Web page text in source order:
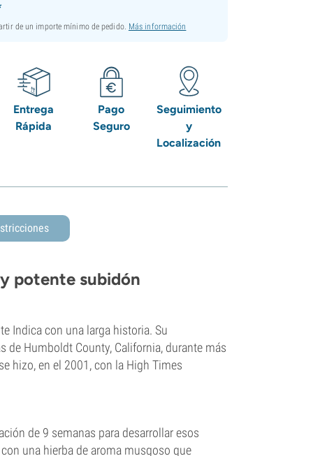
de un importe mínimo de pedido. Más información
Entrega
Rápida
Pago
Seguro
Seguimiento
y
Localización
potente subidón
Indica con una larga historia. Su
de Humboldt County, California, durante más
hizo, en el 2001, con la High Times
de 9 semanas para desarrollar esos
una hierba de aroma musgoso que